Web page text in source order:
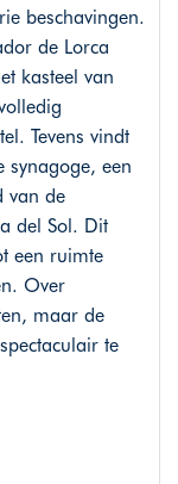
beschavingen.
de Lorca
kasteel van
Tevens vindt
synagoge, een
van de
del Sol. Dit
een ruimte
Over
maar de
te